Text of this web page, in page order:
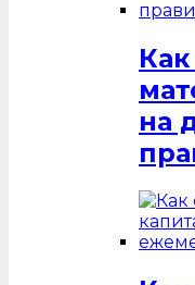
на